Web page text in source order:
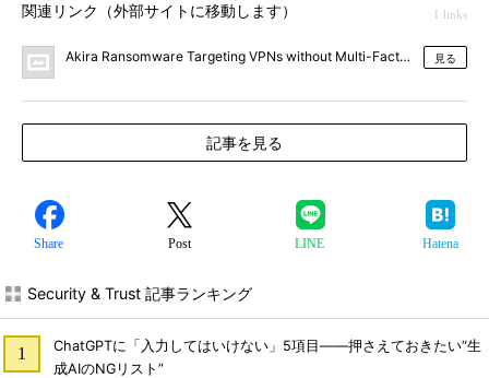
関連リンク（外部サイトに移動します） 1 links
Akira Ransomware Targeting VPNs without Multi-Factor 見る
記事を見る
Share Post LINE Hatena
Security & Trust 記事ランキング
ChatGPTに「入力してはいけない」5項目――押さえておきたい“生
成AIのNGリスト”